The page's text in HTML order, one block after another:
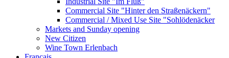
Commercial Site "Hinter den Straßenäckern"
Commercial / Mixed Use Site "Sohlödenäcker
Markets and Sunday opening
New Citizen
Wine Town Erlenbach